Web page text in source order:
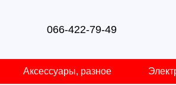
066-422-79-49
Аксессуары, разное